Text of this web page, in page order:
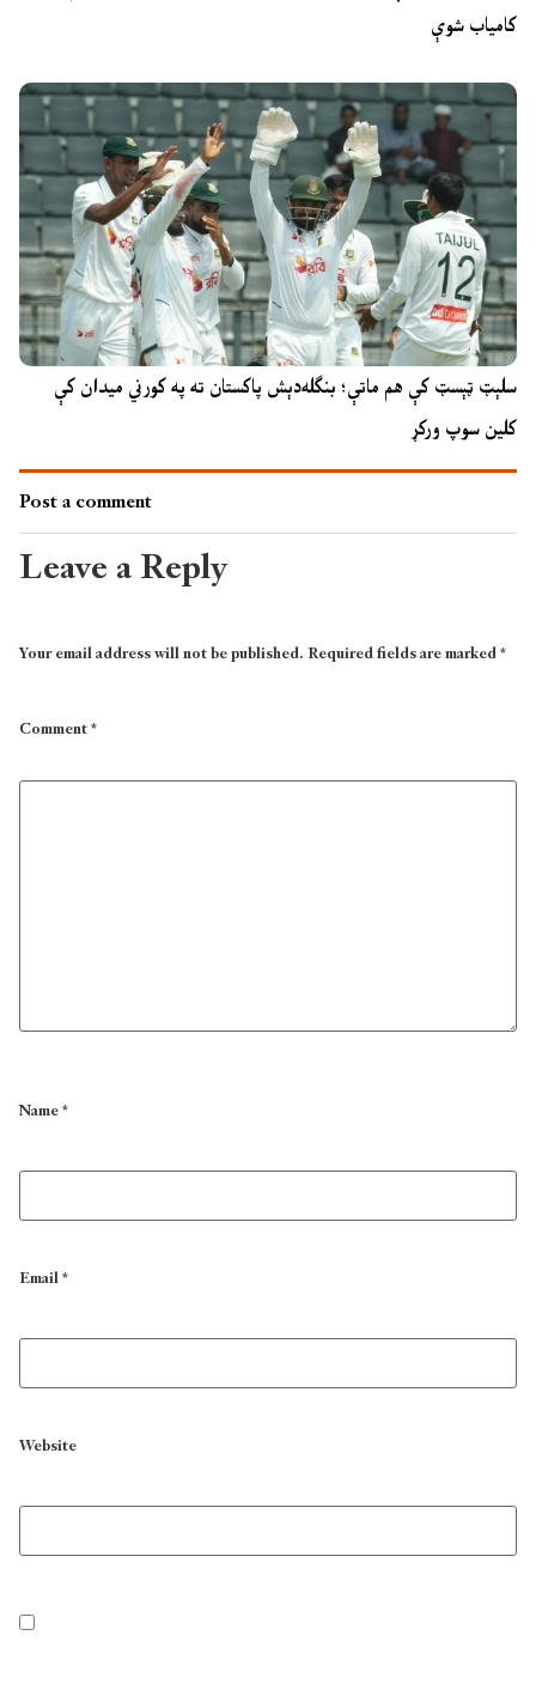
کامیاب شوې
سلېټ ټېسټ کې هم ماتې؛ بنګله‌دېش پاکستان ته په کورني میدان کې
کلین سوپ ورکړ
Post a comment
Leave a Reply
Your email address will not be published.Required fields are marked*
Comment*
Name*
Email*
Website